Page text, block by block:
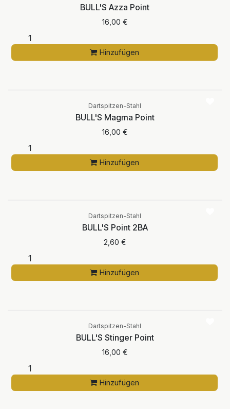
BULL'S Azza Point
16,00 €
Hinzufügen
Dartspitzen-Stahl
BULL'S Magma Point
16,00 €
Hinzufügen
Dartspitzen-Stahl
BULL'S Point 2BA
2,60 €
Hinzufügen
Dartspitzen-Stahl
BULL'S Stinger Point
16,00 €
Hinzufügen